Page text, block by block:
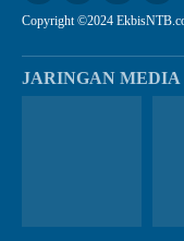
Copyright ©2024
JARINGAN MEDIA